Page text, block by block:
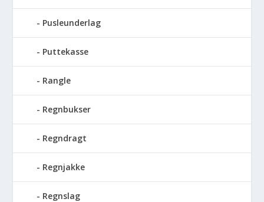
Pusleunderlag
Puttekasse
Rangle
Regnbukser
Regndragt
Regnjakke
Regnslag